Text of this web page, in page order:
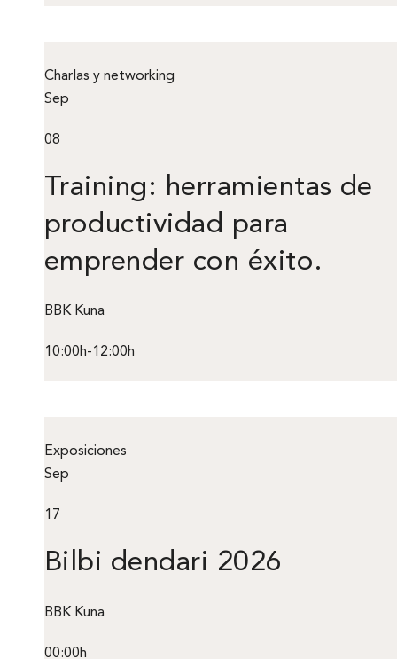
Charlas y networking
Sep
08
Training: herramientas de
productividad para
emprender con éxito.
BBK Kuna
10:00h-12:00h
Exposiciones
Sep
17
Bilbi dendari 2026
BBK Kuna
00:00h